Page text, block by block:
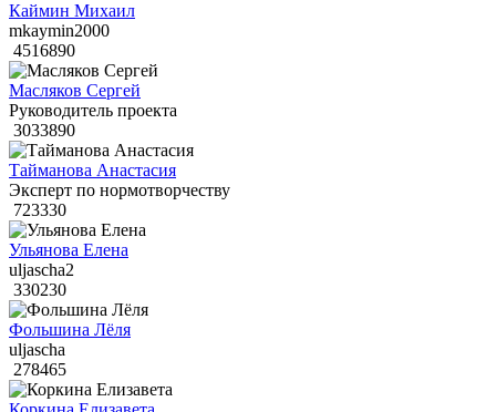
Каймин Михаил
mkaymin2000
4516890
Масляков Сергей
Руководитель проекта
3033890
Тайманова Анастасия
Эксперт по нормотворчеству
723330
Ульянова Елена
uljascha2
330230
Фольшина Лёля
uljascha
278465